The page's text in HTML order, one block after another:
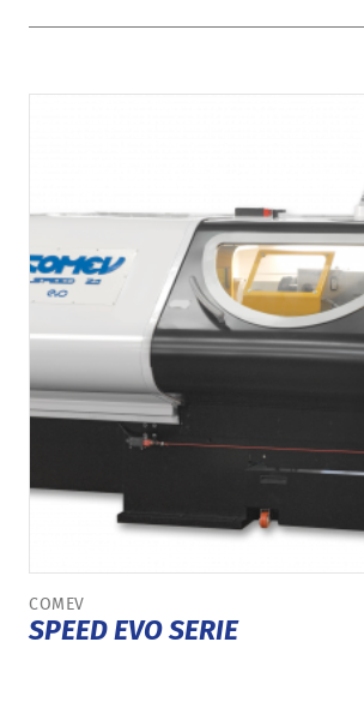
COMEV
SPEED EVO SERIE